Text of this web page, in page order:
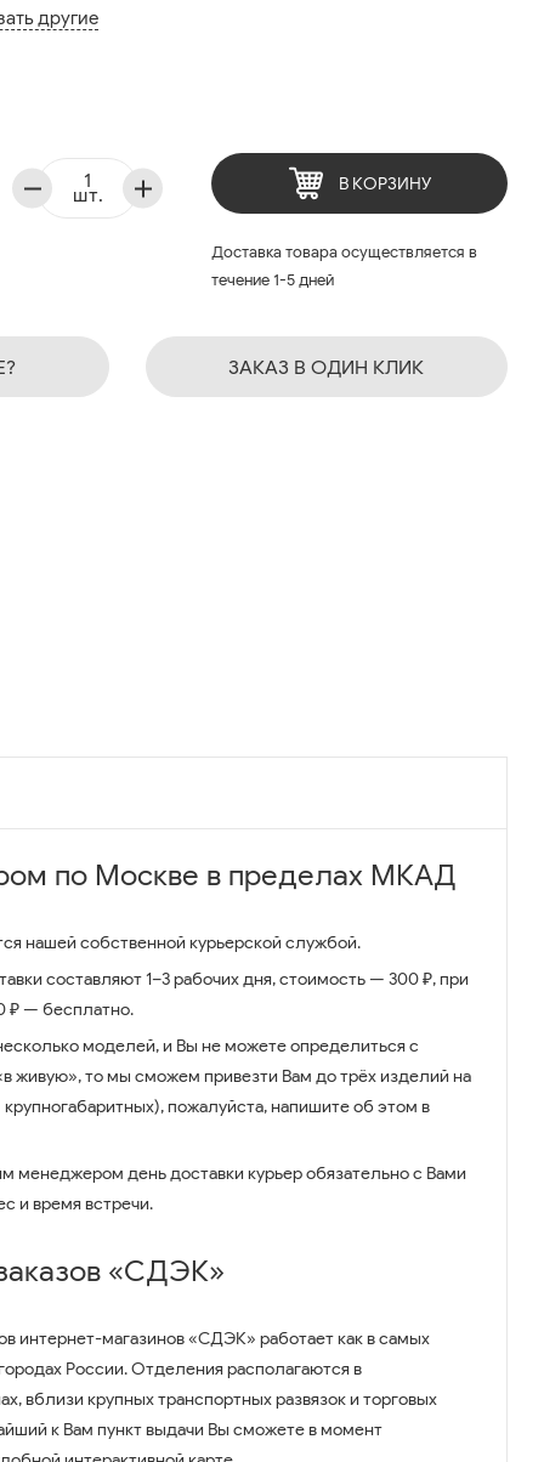
другие
шт. В КОРЗИНУ
Доставка товара осуществляется в
течение 1-5 дней
ЗАКАЗ В ОДИН КЛИК
по Москве в пределах МКАД
нашей собственной курьерской службой.
составляют 1–3 рабочих дня, стоимость — 300 ₽, при
₽ — бесплатно.
моделей, и Вы не можете определиться с
живую», то мы сможем привезти Вам до трёх изделий на
пожалуйста, напишите об этом в
менеджером день доставки курьер обязательно с Вами
и время встречи.
«СДЭК»
интернет-магазинов «СДЭК» работает как в самых
России. Отделения располагаются в
вблизи крупных транспортных развязок и торговых
к Вам пункт выдачи Вы сможете в момент